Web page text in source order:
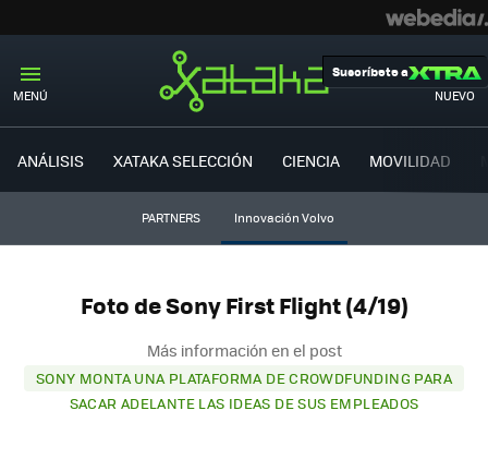
MENÚ NUEVO
Suscríbete a
ANÁLISIS XATAKA SELECCIÓN CIENCIA MOVILIDAD
PARTNERS Innovación Volvo
Foto de Sony First Flight (4/19)
Más información en el post
SONY MONTA UNA PLATAFORMA DE CROWDFUNDING PARA
SACAR ADELANTE LAS IDEAS DE SUS EMPLEADOS